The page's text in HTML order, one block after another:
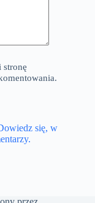
stronę
się, w